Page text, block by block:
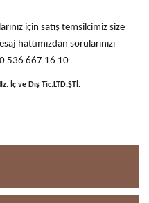
için satış temsilcimiz size
hattımızdan sorularınızı
536 667 16 10
İç ve Dış Tic.LTD.ŞTİ.